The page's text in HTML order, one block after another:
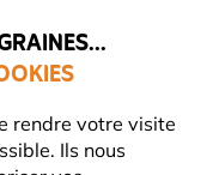
rendre votre visite
Ils nous
11 pays
dès 59 €